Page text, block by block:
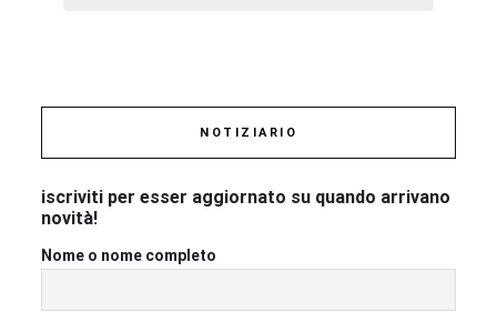
NOTIZIARIO
iscriviti per esser aggiornato su quando arrivano
novità!
Nome o nome completo